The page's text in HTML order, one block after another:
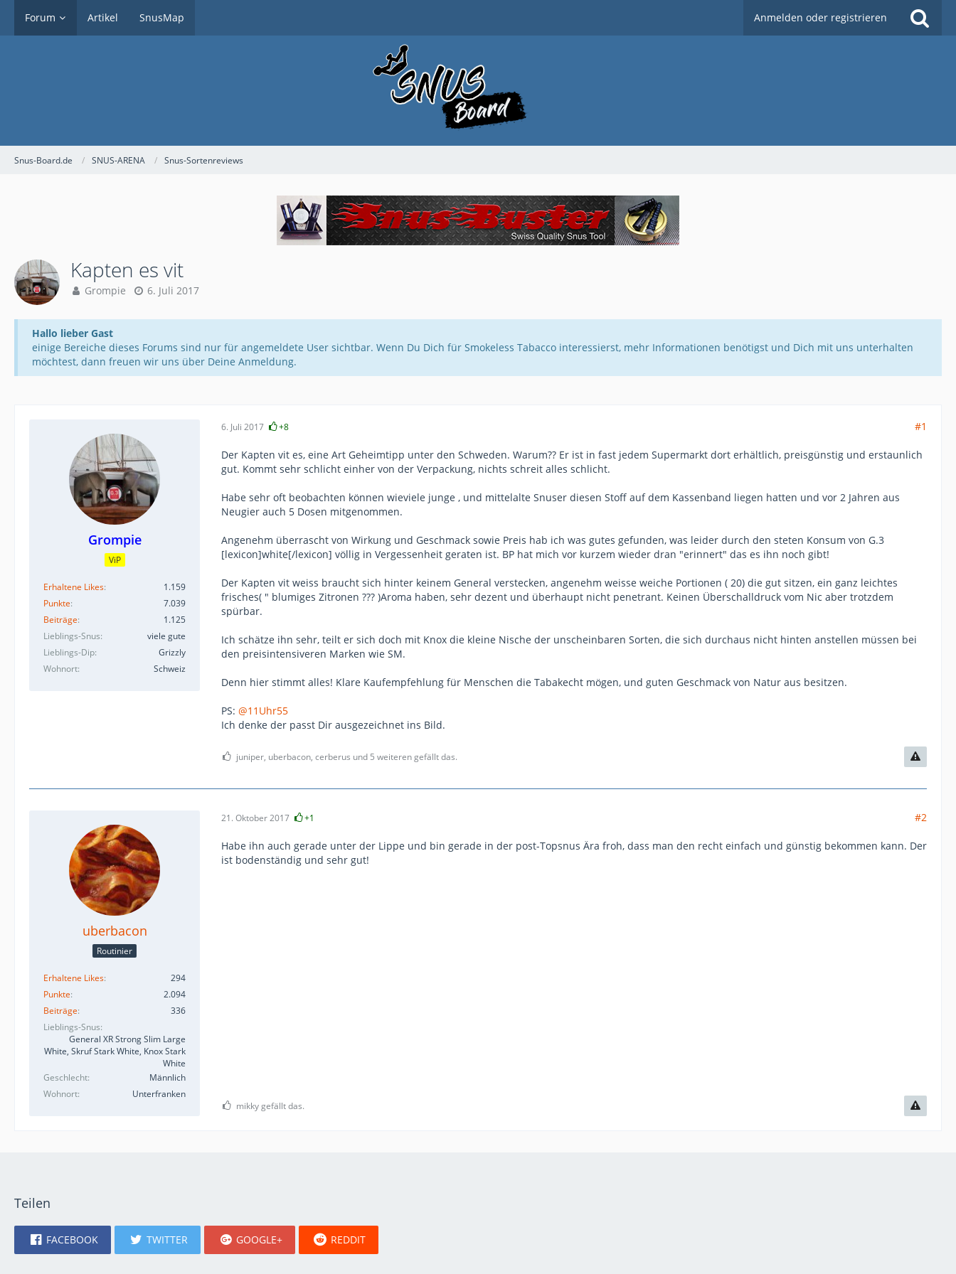
Forum Artikel SnusMap Anmelden oder registrieren
Snus-Board.de SNUS-ARENA Snus-Sortenreviews
Kapten es vit
Grompie 6. Juli 2017
Hallo lieber Gast
einige Bereiche dieses Forums sind nur für angemeldete User sichtbar. Wenn Du Dich für Smokeless Tabacco interessierst, mehr Informationen benötigst und Dich mit uns unterhalten
möchtest, dann freuen wir uns über Deine Anmeldung.
Grompie
ViP
Erhaltene Likes
1.159
Punkte
7.039
Beiträge
1.125
Lieblings-Snus
viele gute
Lieblings-Dip
Grizzly
Wohnort
Schweiz
6. Juli 2017 +8 #1
Der Kapten vit es, eine Art Geheimtipp unter den Schweden. Warum?? Er ist in fast jedem Supermarkt dort erhältlich, preisgünstig und erstaunlich
gut. Kommt sehr schlicht einher von der Verpackung, nichts schreit alles schlicht.
Habe sehr oft beobachten können wieviele junge , und mittelalte Snuser diesen Stoff auf dem Kassenband liegen hatten und vor 2 Jahren aus
Neugier auch 5 Dosen mitgenommen.
Angenehm überrascht von Wirkung und Geschmack sowie Preis hab ich was gutes gefunden, was leider durch den steten Konsum von G.3
[lexicon]white[/lexicon] völlig in Vergessenheit geraten ist. BP hat mich vor kurzem wieder dran "erinnert" das es ihn noch gibt!
Der Kapten vit weiss braucht sich hinter keinem General verstecken, angenehm weisse weiche Portionen ( 20) die gut sitzen, ein ganz leichtes
frisches( " blumiges Zitronen ??? )Aroma haben, sehr dezent und überhaupt nicht penetrant. Keinen Überschalldruck vom Nic aber trotzdem
spürbar.
Ich schätze ihn sehr, teilt er sich doch mit Knox die kleine Nische der unscheinbaren Sorten, die sich durchaus nicht hinten anstellen müssen bei
den preisintensiveren Marken wie SM.
Denn hier stimmt alles! Klare Kaufempfehlung für Menschen die Tabakecht mögen, und guten Geschmack von Natur aus besitzen.
PS: @11Uhr55
Ich denke der passt Dir ausgezeichnet ins Bild.
juniper, uberbacon, cerberus und 5 weiteren gefällt das.
uberbacon
Routinier
Erhaltene Likes
294
Punkte
2.094
Beiträge
336
Lieblings-Snus
General XR Strong Slim Large
White, Skruf Stark White, Knox Stark
White
Geschlecht
Männlich
Wohnort
Unterfranken
21. Oktober 2017 +1 #2
Habe ihn auch gerade unter der Lippe und bin gerade in der post-Topsnus Ära froh, dass man den recht einfach und günstig bekommen kann. Der
ist bodenständig und sehr gut!
mikky gefällt das.
Teilen
FACEBOOK TWITTER GOOGLE+ REDDIT